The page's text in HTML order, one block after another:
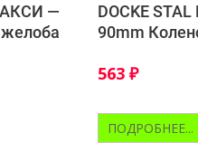
—
DOCKE
90mm
563 ₽
ПОДРОБНЕЕ...